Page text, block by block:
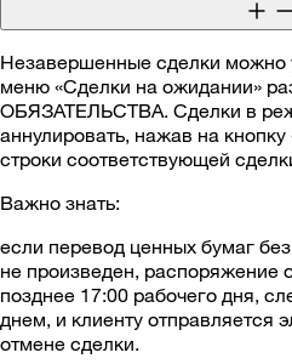
Незавершенные сделки можно
меню «Сделки на ожидании»
ОБЯЗАТЕЛЬСТВА. Сделки в
аннулировать, нажав на кнопку
строки соответствующей
Важно знать:
если перевод ценных бумаг
не произведен, распоряжение
позднее 17:00 рабочего дня,
днем, и клиенту отправляется
отмене сделки.